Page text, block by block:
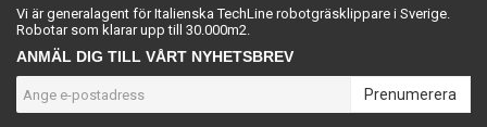
Vi är generalagent för Italienska TechLine robotgräsklippare i Sverige.
Robotar som klarar upp till 30.000m2.
ANMÄL DIG TILL VÅRT NYHETSBREV
Prenumerera